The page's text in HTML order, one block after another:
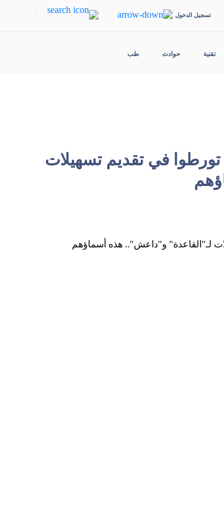
تسجيل الدخول
تقنية حوادث طب
13 فرداً وكياناً تورطوا في تقديم تسهيلات